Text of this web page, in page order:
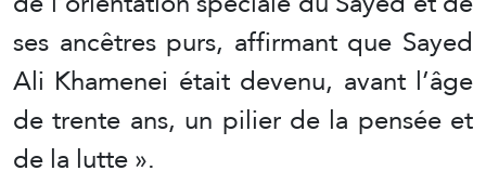
ses ancêtres purs, affirmant que Sayed
Ali Khamenei était devenu, avant l’âge
de trente ans, un pilier de la pensée et
de la lutte ».